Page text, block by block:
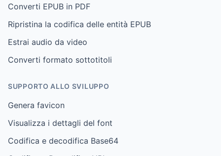
Converti EPUB in PDF
Ripristina la codifica delle entità EPUB
Estrai audio da video
Converti formato sottotitoli
SUPPORTO ALLO SVILUPPO
Genera favicon
Visualizza i dettagli del font
Codifica e decodifica Base64